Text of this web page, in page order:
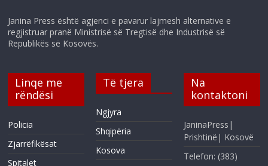
Janina Press është agjenci e pavarur lajmesh alternative e
regjistruar pranë Ministrisë së Tregtisë dhe Industrisë së
Republikës së Kosovës.
Linqe me
rëndësi
Policia
Zjarrëfikësat
Spitalet
Të tjera
Ngjyra
Shqipëria
Kosova
Na
kontaktoni
JaninaPress|
Prishtinë| Kosovë
Telefon: (383)